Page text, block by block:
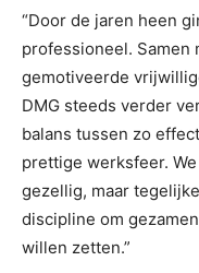
“Door de jaren heen
professioneel. Samen
gemotiveerde
DMG steeds verder
balans tussen zo
prettige werksfeer.
gezellig, maar
discipline om
willen zetten.”